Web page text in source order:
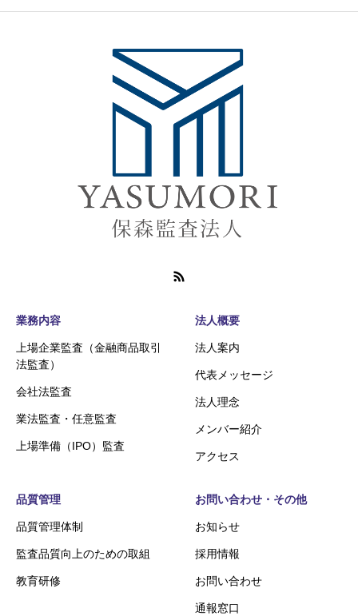
業務内容
上場企業監査（金融商品取引
法監査）
会社法監査
業法監査・任意監査
上場準備（IPO）監査
法人概要
法人案内
代表メッセージ
法人理念
メンバー紹介
アクセス
品質管理
品質管理体制
監査品質向上のための取組
教育研修
お問い合わせ・その他
お知らせ
採用情報
お問い合わせ
通報窓口